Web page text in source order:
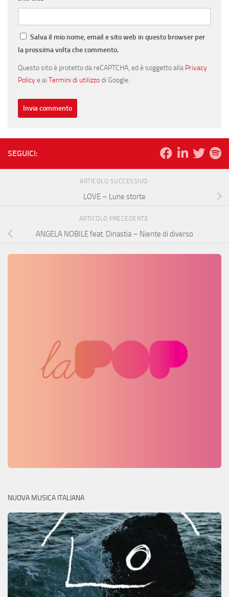
Salva il mio nome, email e sito web in questo browser per
la prossima volta che commento.
Questo sito è protetto da reCAPTCHA, ed è soggetto alla Privacy
Policye ai Termini di utilizzodi Google.
SEGUICI:
ARTICOLO SUCCESSIVO
LOVE – Lune storte
ARTICOLO PRECEDENTE
ANGELA NOBILE feat. Dinastia – Niente di diverso
NUOVA MUSICA ITALIANA